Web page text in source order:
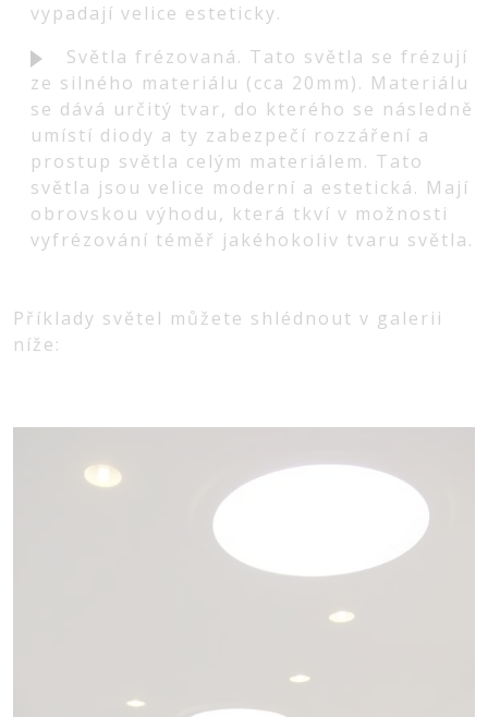
vypadají velice esteticky.
Světla frézovaná. Tato světla se frézují
ze silného materiálu (cca 20mm). Materiálu
se dává určitý tvar, do kterého se následně
umístí diody a ty zabezpečí rozzáření a
prostup světla celým materiálem. Tato
světla jsou velice moderní a estetická. Mají
obrovskou výhodu, která tkví v možnosti
vyfrézování téměř jakéhokoliv tvaru světla.
Příklady světel můžete shlédnout v galerii
níže: